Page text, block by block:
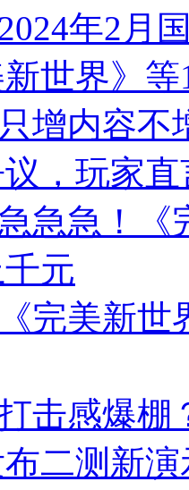
年2月
世界》
只增内容不
，玩家
急急！《
元
《完美新
击感爆棚
二测新演